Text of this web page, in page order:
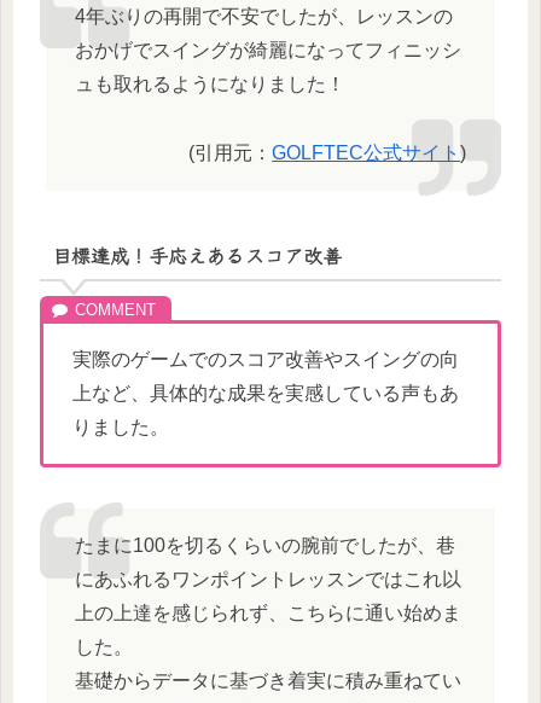
4年ぶりの再開で不安でしたが、レッスンの
おかげでスイングが綺麗になってフィニッシ
ュも取れるようになりました！
(引用元：GOLFTEC公式サイト)
目標達成！手応えあるスコア改善
実際のゲームでのスコア改善やスイングの向
上など、具体的な成果を実感している声もあ
りました。
たまに100を切るくらいの腕前でしたが、巷
にあふれるワンポイントレッスンではこれ以
上の上達を感じられず、こちらに通い始めま
した。
基礎からデータに基づき着実に積み重ねてい